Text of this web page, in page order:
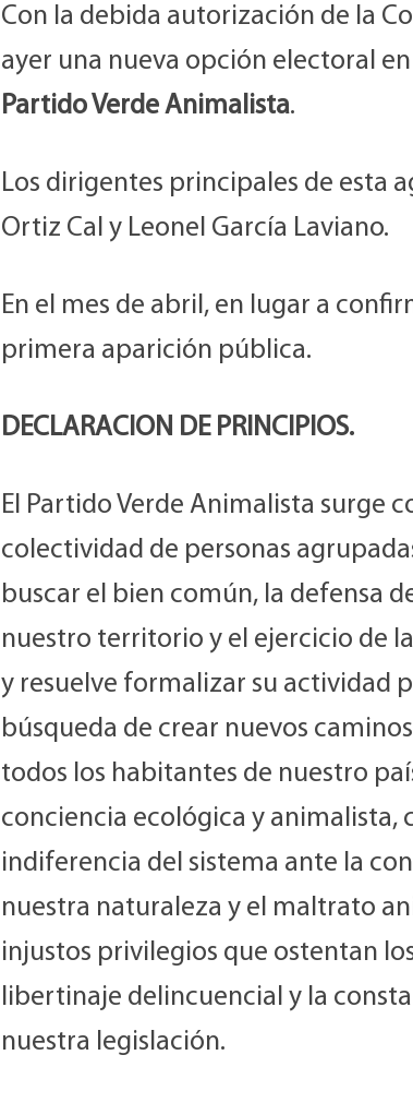
Con la debida autorización de la
ayer una nueva opción electoral
Partido Verde Animalista.
Los dirigentes principales de esta
Ortiz Cal y Leonel García Laviano.
En el mes de abril, en lugar a
primera aparición pública.
DECLARACION DE PRINCIPIOS.
El Partido Verde Animalista surge
colectividad de personas
buscar el bien común, la defensa
nuestro territorio y el ejercicio de
y resuelve formalizar su actividad
búsqueda de crear nuevos
todos los habitantes de nuestro
conciencia ecológica y animalista,
indiferencia del sistema ante la
nuestra naturaleza y el maltrato
injustos privilegios que ostentan
libertinaje delincuencial y la
nuestra legislación.